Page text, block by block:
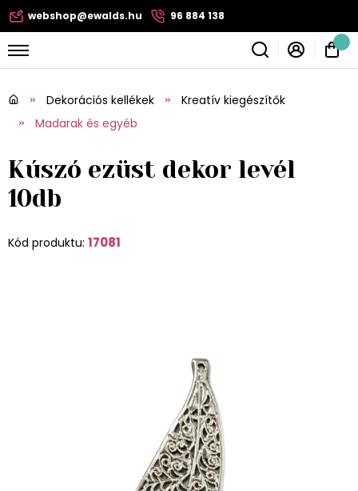
webshop@ewalds.hu 96 884 138
Dekorációs kellékek
Kreatív kiegészítők
Madarak és egyéb
Kúszó ezüst dekor levél
10db
Kód produktu: 17081